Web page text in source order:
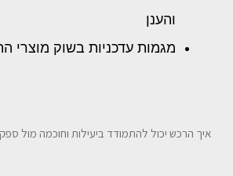
והענן
מגמות עדכניות בשוק מוצרי
איך הרכש יכול להתמודד ביעילות וחוכמה מול